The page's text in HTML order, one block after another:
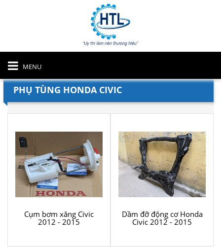
MENU
PHỤ TÙNG HONDA CIVIC
Cụm bơm xăng Civic
2012 - 2015
Dầm đỡ động cơ Honda
Civic 2012 - 2015